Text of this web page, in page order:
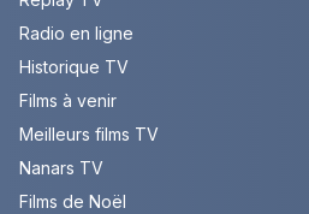
Radio en ligne
Historique TV
Films à venir
Meilleurs films TV
Nanars TV
Films de Noël